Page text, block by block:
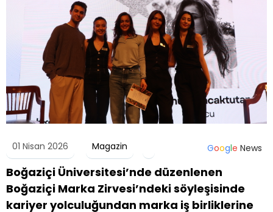
01 Nisan 2026 Magazin Google News
Boğaziçi Üniversitesi’nde düzenlenen
Boğaziçi Marka Zirvesi’ndeki söyleşisinde
kariyer yolculuğundan marka iş birliklerine